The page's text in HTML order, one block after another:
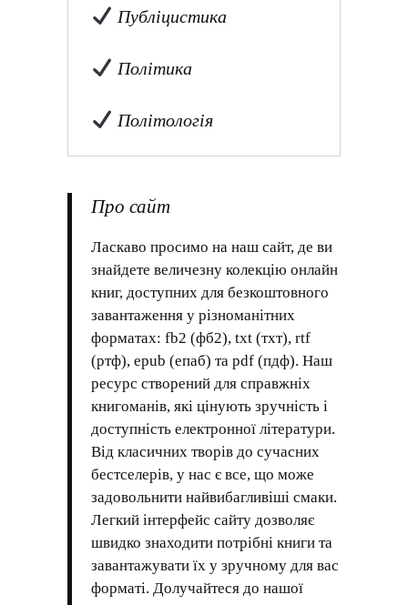
Публіцистика
Політика
Політологія
Про сайт
Ласкаво просимо на наш сайт, де ви
знайдете величезну колекцію онлайн
книг, доступних для безкоштовного
завантаження у різноманітних
форматах: fb2 (фб2), txt (тхт), rtf
(ртф), epub (епаб) та pdf (пдф). Наш
ресурс створений для справжніх
книгоманів, які цінують зручність і
доступність електронної літератури.
Від класичних творів до сучасних
бестселерів, у нас є все, що може
задовольнити найвибагливіші смаки.
Легкий інтерфейс сайту дозволяє
швидко знаходити потрібні книги та
завантажувати їх у зручному для вас
форматі. Долучайтеся до нашої